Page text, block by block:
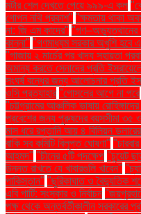
মর্টার শেল দেখতে পেয়ে ৯৯৯-এ কল
গোপন নথি প্রকাশ" "ক্ষমতায় থাকা
না: জি এম কাদের" "গণ–অভ্যুত্থানের
কান্না" "গণমাধ্যম সরকার অখুশি হবে
"গাজায় ২ মার্চের পর খাদ্য সহায়তা
অমান্য করতে সেনাদের প্রতি
সংঘর্ষ বন্ধের জন্য আলোচনার প্রতি
ওসি প্রত্যাহার "গোসলের আগে না পরে
"চট্টগ্রামের আঞ্চলিক ভাষায়
প্রবেশের জন্য পুরুষদের বয়সসীমা ৩৫
মাস ধরে রপ্তানি আয় ৪ বিলিয়ন
বাকি সব কমিটি বিলুপ্ত ঘোষণা"
আহমদ" "চীনের ৫টি পদক্ষেপ "চুয়েট
উন্নত রাখতে যে খাবারগুলি খাবেন"
পাকিস্তান" "ছুরিকাঘাত ও বৈদ্যুতিক
এবি পার্টি: সংস্কার ও নির্বাচন
পক্ষ থেকে অন্তর্বর্তীকালীন সরকারের